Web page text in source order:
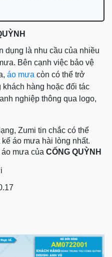
dụng là nhu cầu của nhiều
Bên cạnh việc bảo vệ
áo mưa còn có thể trở
khách hàng hoặc đối tác
nghiệp thông qua logo,
Zumi tin chắc có thể
áo mưa hài lòng nhất.
mưa của CỐNG QUỲNH